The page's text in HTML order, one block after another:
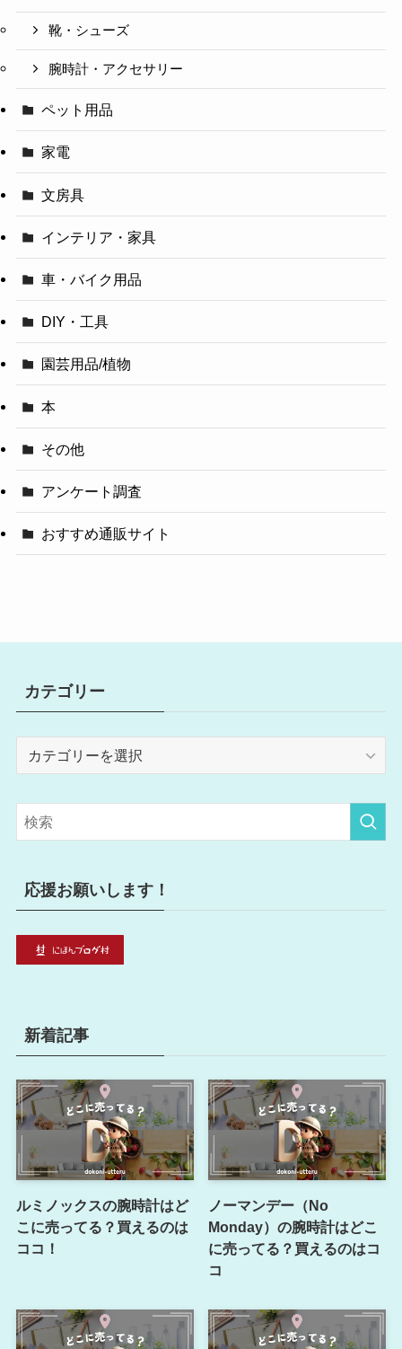
靴・シューズ
腕時計・アクセサリー
ペット用品
家電
文房具
インテリア・家具
車・バイク用品
DIY・工具
園芸用品/植物
本
その他
アンケート調査
おすすめ通販サイト
カテゴリー
リ
ー
応援お願いします！
新着記事
ルミノックスの腕時計はど
こに売ってる？買えるのは
ココ！
ノーマンデー（No
Monday）の腕時計はどこ
に売ってる？買えるのはコ
コ